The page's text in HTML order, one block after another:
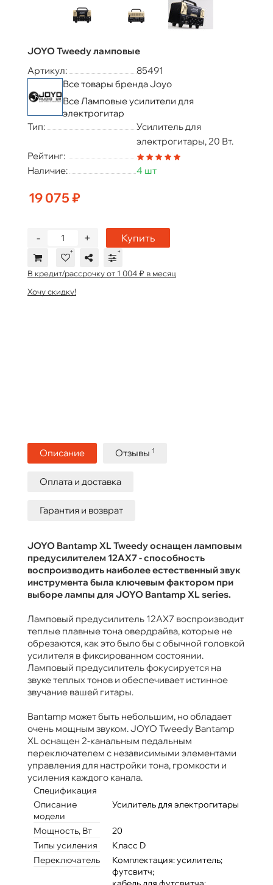
JOYO Tweedy ламповые
Артикул:
85491
Все товары бренда Joyo
Все Ламповые усилители для
электрогитар
Тип:
Усилитель для
электрогитары, 20 Вт.
Рейтинг:
Наличие:
4 шт
19 075 ₽
+
- Купить
В кредит/рассрочку от 1 004 ₽ в месяц
Хочу скидку!
Описание Отзывы 1
Оплата и доставка
Гарантия и возврат
JOYO Bantamp XL Tweedy оснащен ламповым
предусилителем 12AX7 - способность
воспроизводить наиболее естественный звук
инструмента была ключевым фактором при
выборе лампы для JOYO Bantamp XL series.
Ламповый предусилитель 12AX7 воспроизводит
теплые плавные тона овердрайва, которые не
обрезаются, как это было бы с обычной головкой
усилителя в фиксированном состоянии.
Ламповый предусилитель фокусируется на
звуке теплых тонов и обеспечивает истинное
звучание вашей гитары.
Bantamp может быть небольшим, но обладает
очень мощным звуком. JOYO Tweedy Bantamp
XL оснащен 2-канальным педальным
переключателем с независимыми элементами
управления для настройки тона, громкости и
усиления каждого канала.
Спецификация
Описание
модели
Усилитель для электрогитары
Мощность, Вт
20
Типы усиления
Класс D
Переключатель
Комплектация: усилитель;
футсвитч;